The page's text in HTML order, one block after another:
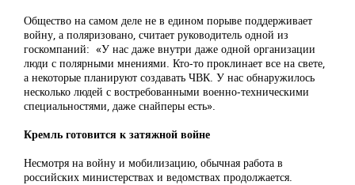
Общество на самом деле не в едином порыве поддерживает
войну, а поляризовано, считает руководитель одной из
госкомпаний: «У нас даже внутри даже одной организации
люди с полярными мнениями. Кто-то проклинает все на свете,
а некоторые планируют создавать ЧВК. У нас обнаружилось
несколько людей с востребованными военно-техническими
специальностями, даже снайперы есть».
Кремль готовится к затяжной войне
Несмотря на войну и мобилизацию, обычная работа в
российских министерствах и ведомствах продолжается.